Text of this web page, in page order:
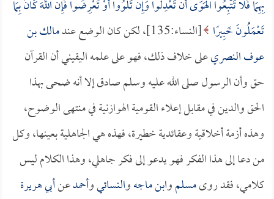
بِهِمَا فَلا تَتَّبِعُوا الْهَوَى أَنْ تَعْدِلُوا وَإِنْ تَلْوُوا أَوْ تُعْرِضُوا فَإِنَّ اللَّهَ كَانَ بِمَا
تَعْمَلُونَ خَبِيرًا [النساء:135]، لكن كان الوضع عند
مالك بن
عوف النصريعلى خلاف ذلك، فهو على علمه اليقيني أن القرآن
حق وأن الرسول صلى الله عليه وسلم صادق إلا أنه ضحى بهذا
الحق والدين في مقابل إعلاء القومية الهوازنية في منتهى الوضوح،
وهذه أزمة أخلاقية وعقائدية خطيرة، فهذه هي الجاهلية بعينها، وكل
من دعا إلى هذا الفكر فهو يدعو إلى فكر جاهلي، وهذا الكلام ليس
كلامي، فقد روىمسلموابن ماجهوالنسائيوأحمدعنأبي هريرة